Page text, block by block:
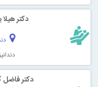
دکتر
دکتر فاضل